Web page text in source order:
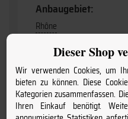
Anbaugebiet:
Rhône
Anschrift:
Domaine Autrand, F-
Produktart:
Dieser Shop
Wir verwenden Cookies, um
bieten zu können. Diese
Kategorien zusammenfassen.
Ihren Einkauf benötigt.